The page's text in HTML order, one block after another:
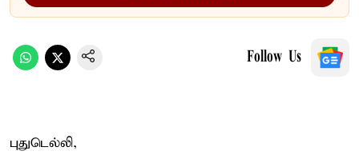
Follow Us
புதுடெல்லி,